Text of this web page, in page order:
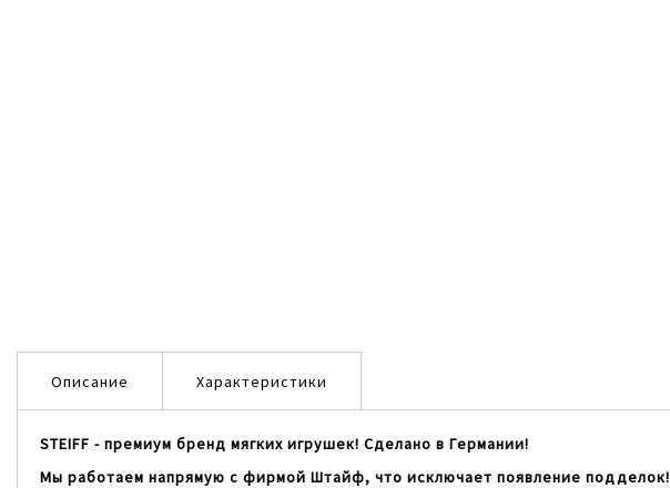
Описание
STEIFF - премиум бренд мягких игрушек! Сделано в Германии!
Мы работаем напрямую с фирмой Штайф, что исключает появление подделок!
Характеристики